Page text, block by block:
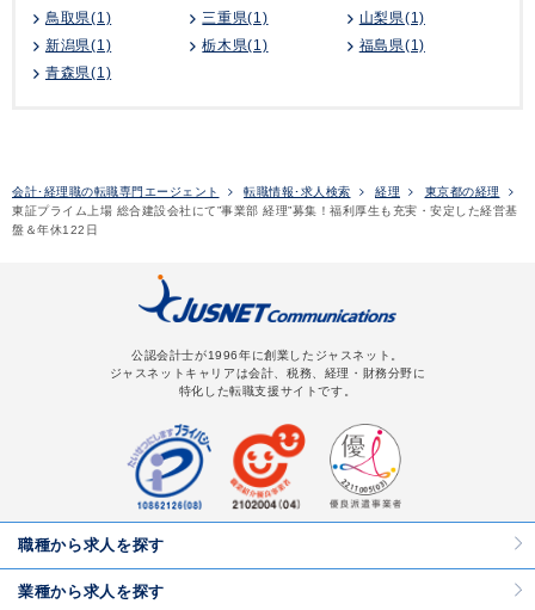
鳥取県(1)
三重県(1)
山梨県(1)
新潟県(1)
栃木県(1)
福島県(1)
青森県(1)
会計･経理職の転職専門エージェント 転職情報･求人検索 経理
東京都の経理
東証プライム上場 総合建設会社にて”事業部 経理”募集！福利厚生も充実・安定した経営基
盤＆年休122日
公認会計士が1996年に創業したジャスネット。
ジャスネットキャリアは会計、税務、経理・財務分野に
特化した転職支援サイトです。
職種から求人を探す
業種から求人を探す